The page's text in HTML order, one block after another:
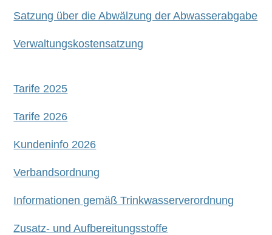
Satzung über die Abwälzung der Abwasserabgabe
Verwaltungskostensatzung
Tarife 2025
Tarife 2026
Kundeninfo 2026
Verbandsordnung
Informationen gemäß Trinkwasserverordnung
Zusatz- und Aufbereitungsstoffe